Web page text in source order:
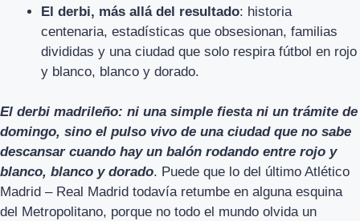
El derbi, más allá del resultado: historia
centenaria, estadísticas que obsesionan, familias
divididas y una ciudad que solo respira fútbol en rojo
y blanco, blanco y dorado.
El derbi madrileño: ni una simple fiesta ni un trámite de
domingo, sino el pulso vivo de una ciudad que no sabe
descansar cuando hay un balón rodando entre rojo y
blanco, blanco y dorado. Puede que lo del último Atlético
Madrid – Real Madrid todavía retumbe en alguna esquina
del Metropolitano, porque no todo el mundo olvida un